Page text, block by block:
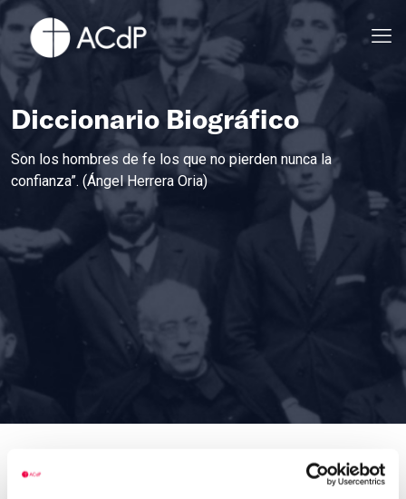
Diccionario Biográfico
Son los hombres de fe los que no pierden nunca la
confianza”. (Ángel Herrera Oria)